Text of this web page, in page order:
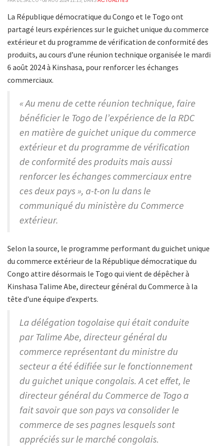
La République démocratique du Congo et le Togo ont
partagé leurs expériences sur le guichet unique du commerce
extérieur et du programme de vérification de conformité des
produits, au cours d’une réunion technique organisée le mardi
6 août 2024 à Kinshasa, pour renforcer les échanges
commerciaux.
« Au menu de cette réunion technique, faire
bénéficier le Togo de l’expérience de la RDC
en matière de guichet unique du commerce
extérieur et du programme de vérification
de conformité des produits mais aussi
renforcer les échanges commerciaux entre
ces deux pays », a-t-on lu dans le
communiqué du ministère du Commerce
extérieur.
Selon la source, le programme performant du guichet unique
du commerce extérieur de la République démocratique du
Congo attire désormais le Togo qui vient de dépêcher à
Kinshasa Talime Abe, directeur général du Commerce à la
tête d’une équipe d’experts.
La délégation togolaise qui était conduite
par Talime Abe, directeur général du
commerce représentant du ministre du
secteur a été édifiée sur le fonctionnement
du guichet unique congolais. A cet effet, le
directeur général du Commerce de Togo a
fait savoir que son pays va consolider le
commerce de ses pagnes lesquels sont
appréciés sur le marché congolais.